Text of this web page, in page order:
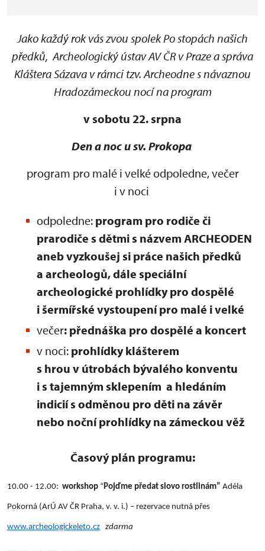
Jako každý rok vás zvou spolek Po stopách našich
předků, Archeologický ústav AV ČR v Praze a správa
Kláštera Sázava v rámci tzv. Archeodne s návaznou
Hradozámeckou nocí na program
v sobotu 22. srpna
Den a noc u sv. Prokopa
program pro malé i velké odpoledne, večer
i v noci
odpoledne: program pro rodiče či
prarodiče s dětmi s názvem ARCHEODEN
aneb vyzkoušej si práce našich předků
a archeologů, dále speciální
archeologické prohlídky pro dospělé
i šermířské vystoupení pro malé i velké
večer: přednáška pro dospělé a koncert
v noci: prohlídky klášterem
s hrou v útrobách bývalého konventu
i s tajemným sklepením a hledáním
indicií s odměnou pro děti na závěr
nebo noční prohlídky na zámeckou věž
Časový plán programu:
10.00 - 12.00: workshop “Pojďme předat slovo rostlinám” Adéla
Pokorná (ArÚ AV ČR Praha, v. v. i.) – rezervace nutná přes
www.archeologickeleto.cz zdarma